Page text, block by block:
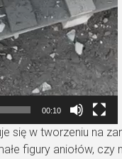
00:10
się w tworzeniu na
figury aniołów,